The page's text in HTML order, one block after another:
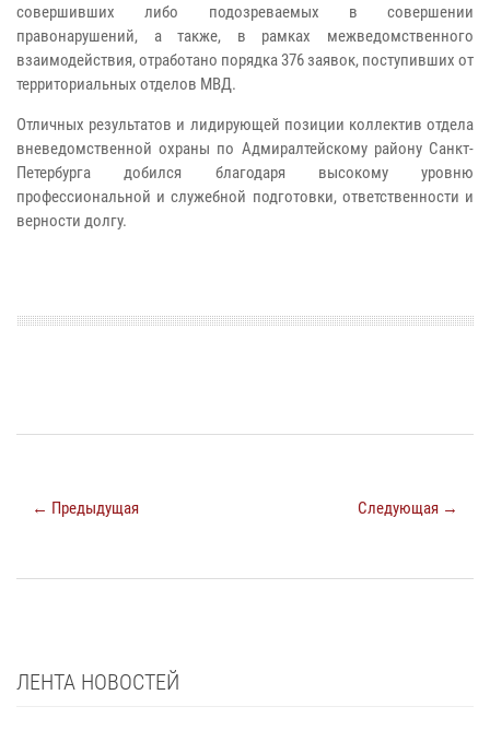
совершивших либо подозреваемых в совершении
правонарушений, а также, в рамках межведомственного
взаимодействия, отработано порядка 376 заявок, поступивших от
территориальных отделов МВД.
Отличных результатов и лидирующей позиции коллектив отдела
вневедомственной охраны по Адмиралтейскому району Санкт-
Петербурга добился благодаря высокому уровню
профессиональной и служебной подготовки, ответственности и
верности долгу.
← Предыдущая Следующая →
ЛЕНТА НОВОСТЕЙ